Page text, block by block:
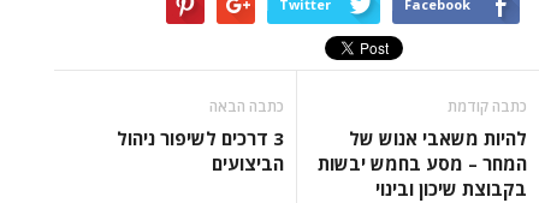
Facebook
Twitter
כתבה קודמת
להיות משאבי אנוש של
המחר – מסע בחמש יבשות
בקבוצת שיכון ובינוי
כתבה הבאה
3 דרכים לשיפור ניהול
הביצועים